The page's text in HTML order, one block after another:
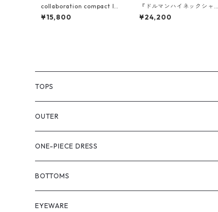
collaboration compact lea
ther wallet
¥15,800
『ドルマンハイネックシャ
ツ』素材比べ
¥24,200
TOPS
PULL OVER
SHIRT
VEST
OUTER
VEST
JACKET
COAT
ONE-PIECE DRESS
BOTTOMS
SHORT LENGS
EYEWARE